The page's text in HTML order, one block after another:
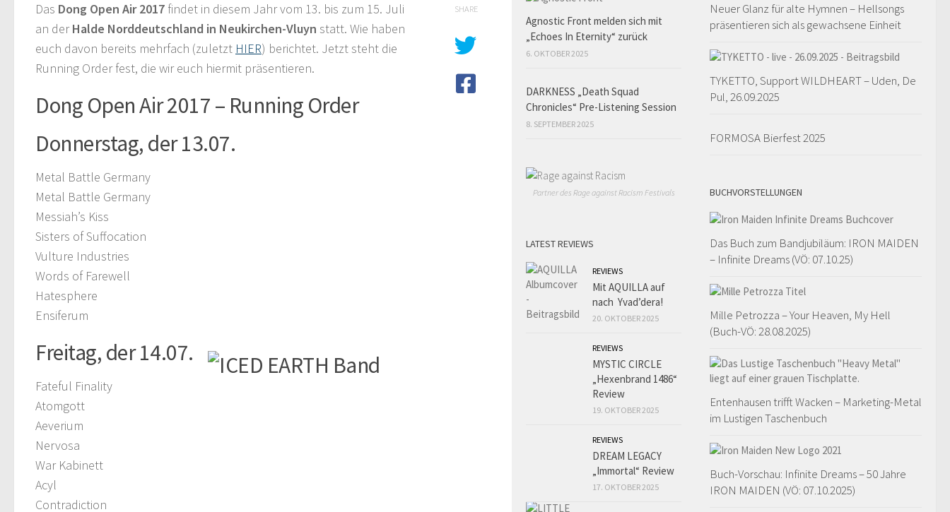
Das Dong Open Air 2017 findet in diesem Jahr vom 13. bis zum 15. Juli
an derHalde Norddeutschland in Neukirchen-Vluyn statt. Wie haben
euch davon bereits mehrfach (zuletzt HIER) berichtet. Jetzt steht die
Running Order fest, die wir euch hiermit präsentieren.
Dong Open Air 2017 – Running Order
Donnerstag, der 13.07.
Metal Battle Germany
Metal Battle Germany
Messiah’s Kiss
Sisters of Suffocation
Vulture Industries
Words of Farewell
Hatesphere
Ensiferum
Freitag, der 14.07.
Fateful Finality
Atomgott
Aeverium
Nervosa
War Kabinett
Acyl
Contradiction
SHARE
Neuer Glanz für alte Hymnen – Hellsongs
präsentieren sich als gewachsene Einheit
TYKETTO, Support WILDHEART – Uden, De
Pul, 26.09.2025
FORMOSA Bierfest 2025
BUCHVORSTELLUNGEN
Das Buch zum Bandjubiläum: IRON MAIDEN
– Infinite Dreams (VÖ: 07.10.25)
Mille Petrozza – Your Heaven, My Hell
(Buch-VÖ: 28.08.2025)
Entenhausen trifft Wacken – Marketing-Metal
im Lustigen Taschenbuch
Buch-Vorschau: Infinite Dreams – 50 Jahre
IRON MAIDEN (VÖ: 07.10.2025)
Agnostic Front melden sich mit
„Echoes In Eternity“ zurück
6. OKTOBER 2025
DARKNESS „Death Squad
Chronicles“ Pre-Listening Session
8. SEPTEMBER 2025
Partner des Rage against Racism Festivals
LATEST REVIEWS
REVIEWS
Mit AQUILLA auf
nach Yvad’dera!
20. OKTOBER 2025
REVIEWS
MYSTIC CIRCLE
„Hexenbrand 1486“
Review
19. OKTOBER 2025
REVIEWS
DREAM LEGACY
„Immortal“ Review
17. OKTOBER 2025